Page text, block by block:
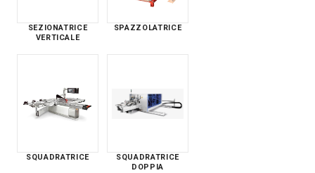
SEZIONATRICE
VERTICALE
SPAZZOLATRICE
SQUADRATRICE
SQUADRATRICE
DOPPIA